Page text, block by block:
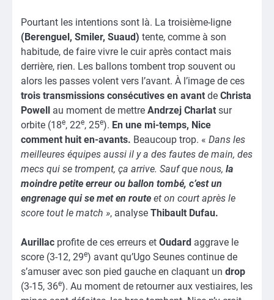
Pourtant les intentions sont là. La troisième-ligne
(Berenguel, Smiler, Suaud) tente, comme à son
habitude, de faire vivre le cuir après contact mais
derrière, rien. Les ballons tombent trop souvent ou
alors les passes volent vers l’avant. À l’image de ces
trois transmissions consécutives en avant de Christa
Powell au moment de mettre Andrzej Charlat sur
orbite (18e, 22e, 25e). En une mi-temps, Nice
comment huit en-avants. Beaucoup trop. « Dans les
meilleures équipes aussi il y a des fautes de main, des
mecs qui se trompent, ça arrive. Sauf que nous, la
moindre petite erreur ou ballon tombé, c’est un
engrenage qui se met en route et on court après le
score tout le match », analyse Thibault Dufau.
Aurillac profite de ces erreurs et Oudard aggrave le
score (3-12, 29e) avant qu’Ugo Seunes continue de
s’amuser avec son pied gauche en claquant un drop
(3-15, 36e). Au moment de retourner aux vestiaires, les